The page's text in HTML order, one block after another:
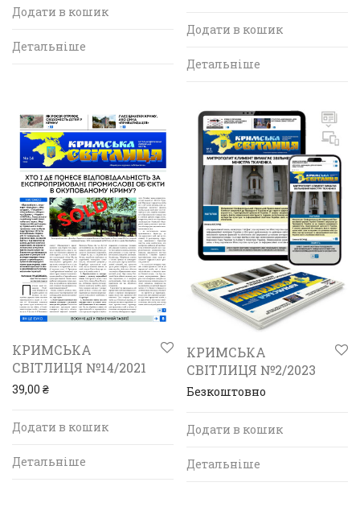
Додати в кошик
Детальніше
Додати в кошик
Детальніше
КРИМСЬКА
СВІТЛИЦЯ №14/2021
39,00 ₴
Додати в кошик
Детальніше
КРИМСЬКА
СВІТЛИЦЯ №2/2023
Безкоштовно
Додати в кошик
Детальніше